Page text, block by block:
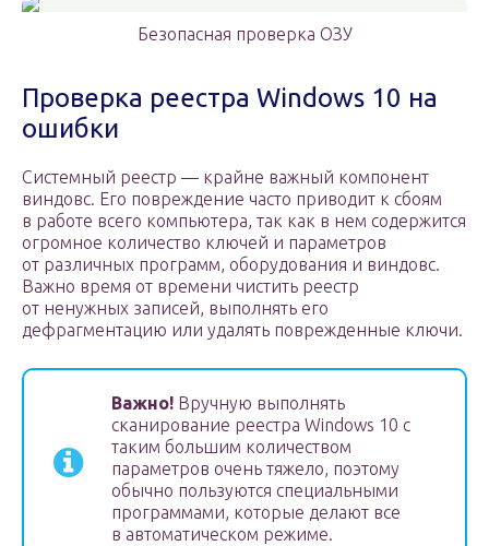
Безопасная проверка ОЗУ
Проверка реестра Windows 10 на
ошибки
Системный реестр — крайне важный компонент
виндовс. Его повреждение часто приводит к сбоям
в работе всего компьютера, так как в нем содержится
огромное количество ключей и параметров
от различных программ, оборудования и виндовс.
Важно время от времени чистить реестр
от ненужных записей, выполнять его
дефрагментацию или удалять поврежденные ключи.
Важно! Вручную выполнять
сканирование реестра Windows 10 с
таким большим количеством
параметров очень тяжело, поэтому
обычно пользуются специальными
программами, которые делают все
в автоматическом режиме.